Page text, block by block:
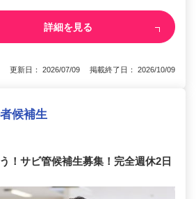
詳細を見る
更新日： 2026/07/09 掲載終了日： 2026/10/09
候補生
！サビ管候補生募集！完全週休2日